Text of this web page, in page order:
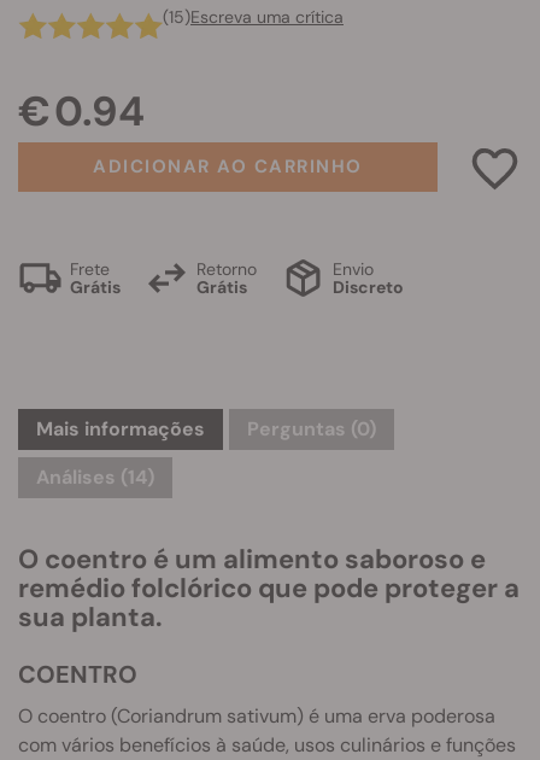
(15)Escreva uma crítica
€ 0.94
ADICIONAR AO CARRINHO
Frete
Grátis
Retorno
Grátis
Envio
Discreto
Mais informações Perguntas (0)
Análises (14)
O coentro é um alimento saboroso e
remédio folclórico que pode proteger a
sua planta.
COENTRO
O coentro (Coriandrum sativum) é uma erva poderosa
com vários benefícios à saúde, usos culinários e funções